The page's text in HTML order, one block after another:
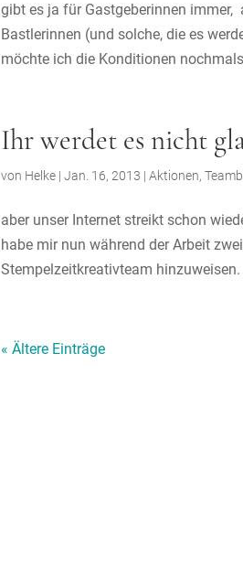
gibt es ja für Gastgeberinnen immer,
Bastlerinnen (und solche, die es
möchte ich die Konditionen
Ihr werdet es nicht
von Helke |Jan. 16, 2013 |Aktionen,
aber unser Internet streikt schon
habe mir nun während der Arbeit
Stempelzeitkreativteam
« Ältere Einträge